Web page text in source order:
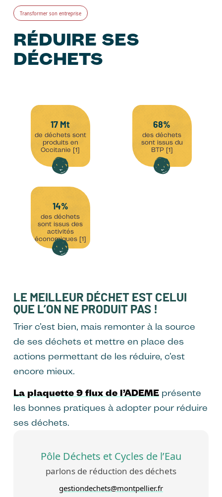
Transformer son entreprise
RÉDUIRE SES
DÉCHETS
17 Mt
de déchets sont
produits en
Occitanie [1]
68%
des déchets
sont issus du
BTP [1]
14%
des déchets
sont issus des
activités
économiques [1]
LE MEILLEUR DÉCHET EST CELUI
QUE L’ON NE PRODUIT PAS !
Trier c’est bien, mais remonter à la source
de ses déchets et mettre en place des
actions permettant de les réduire, c’est
encore mieux.
La plaquette 9 flux de l’ADEME présente
les bonnes pratiques à adopter pour réduire
ses déchets.
Pôle Déchets et Cycles de l’Eau
parlons de réduction des déchets
gestiondechets@montpellier.fr